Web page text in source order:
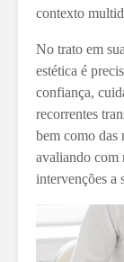
contexto
No trato em
estética é
confiança,
recorrentes
bem como das
avaliando com
intervenções a